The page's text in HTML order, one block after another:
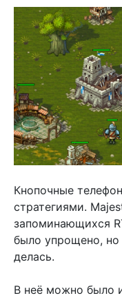
Кнопочные
стратегиями.
запоминающихся
было упрощено, но
делась.
В неё можно было